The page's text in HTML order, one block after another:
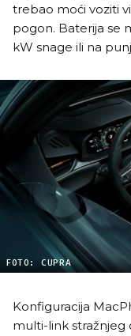
trebao moći voziti
pogon. Baterija se
kW snage ili na
FOTO: CUPRA
Konfiguracija
multi-link stražnjeg